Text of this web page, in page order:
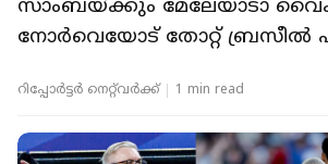
സാംബയ്ക്കും മേലേയാടാ
നോർവെയോട് തോറ്റ് ബ്രസീൽ
റിപ്പോർട്ടർ നെറ്റ്‌വര്‍ക്ക്‌ 1 min read